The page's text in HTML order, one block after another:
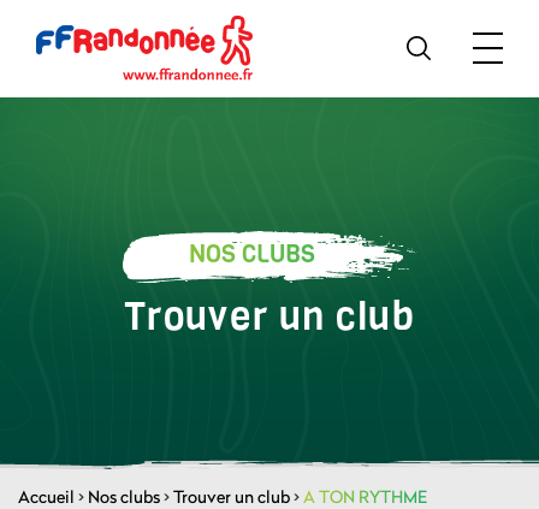
NOS CLUBS
Trouver un club
Accueil > Nos clubs>Trouver un club>A TON RYTHME